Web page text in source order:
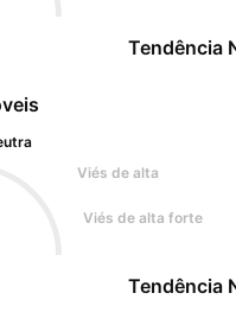
Tendência
Viés de alta
Viés de alta forte
Tendência